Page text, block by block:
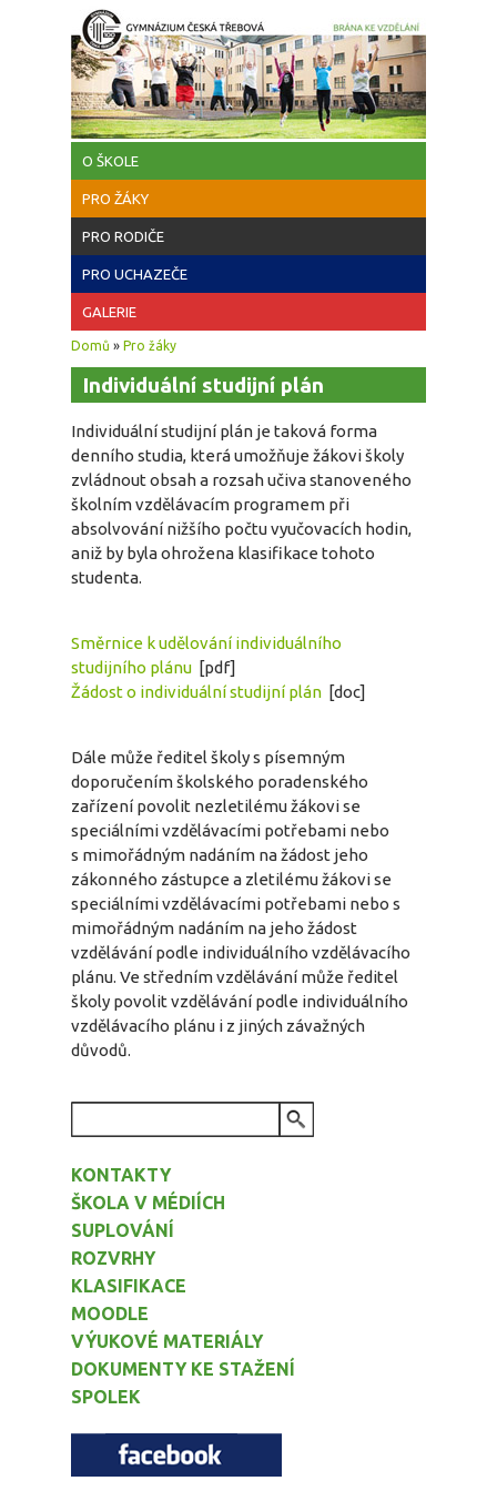
Přejít k hlavnímu obsahu
O ŠKOLE
PRO ŽÁKY
PRO RODIČE
PRO UCHAZEČE
GALERIE
Jste zde
Domů » Pro žáky
Individuální studijní plán
Individuální studijní plán je taková forma
denního studia, která umožňuje žákovi školy
zvládnout obsah a rozsah učiva stanoveného
školním vzdělávacím programem při
absolvování nižšího počtu vyučovacích hodin,
aniž by byla ohrožena klasifikace tohoto
studenta.
Směrnice k udělování individuálního
studijního plánu [pdf]
Žádost o individuální studijní plán [doc]
Dále může ředitel školy s písemným
doporučením školského poradenského
zařízení povolit nezletilému žákovi se
speciálními vzdělávacími potřebami nebo
s mimořádným nadáním na žádost jeho
zákonného zástupce a zletilému žákovi se
speciálními vzdělávacími potřebami nebo s
mimořádným nadáním na jeho žádost
vzdělávání podle individuálního vzdělávacího
plánu. Ve středním vzdělávání může ředitel
školy povolit vzdělávání podle individuálního
vzdělávacího plánu i z jiných závažných
důvodů.
KONTAKTY
ŠKOLA V MÉDIÍCH
SUPLOVÁNÍ
ROZVRHY
KLASIFIKACE
MOODLE
VÝUKOVÉ MATERIÁLY
DOKUMENTY KE STAŽENÍ
SPOLEK